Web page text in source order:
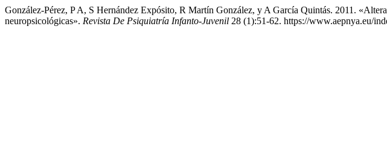
González-Pérez, P A, S Hernández Expósito, R Martín González, y A García Quintás. 2011.
neuropsicológicas». Revista De Psiquiatría Infanto-Juvenil 28 (1):51-62. https://www.aepnya.eu/